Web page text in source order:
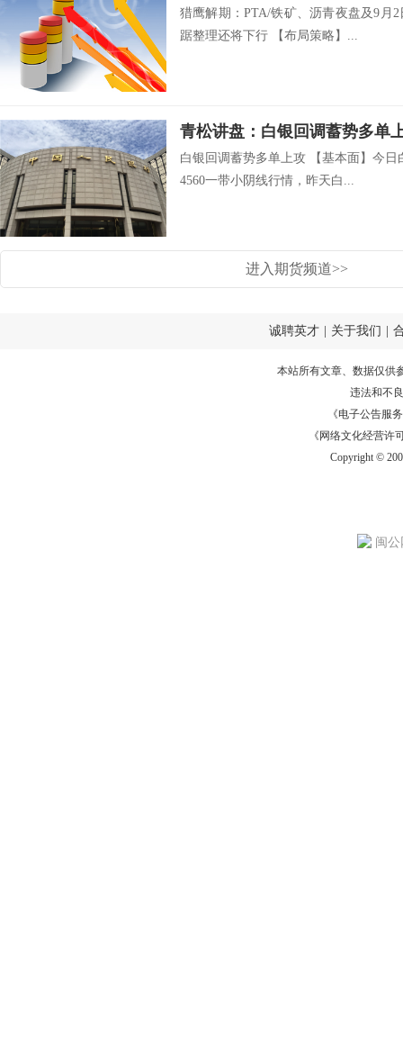
猎鹰解期：PTA/铁矿、沥青夜盘及9月
踞整理还将下行 【布局策略】...
青松讲盘：白银回调蓄势多单
白银回调蓄势多单上攻 【基本面】今
4560一带小阴线行情，昨天白...
进入期货频道>>
诚聘英才 关于我们
本站所有文章、数据仅供
违法和不
《电子公告服务
《网络文化经营许
Copyright ©
闽公